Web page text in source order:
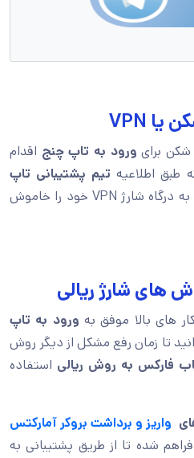
شکن برای ورود به تاپ چنج اقدام
طبق اطلاعیه تیم پشتیبانی تاپ
بهتر است در زمان اتصال به درگاه شارژ VPN خود را خاموش
های بالا موفق به ورود به تاپ
تا زمان رفع مشکل از دیگر روش
فارکس به روش ریالی استفاده
واریز و برداشت بروکر آمارکتس
شده تا از طریق پشتیبانی به